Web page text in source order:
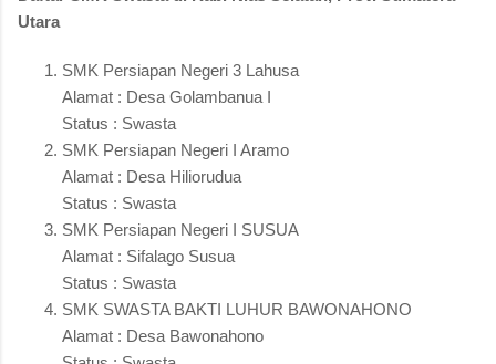
Utara
SMK Persiapan Negeri 3 Lahusa
Alamat : Desa Golambanua I
Status : Swasta
SMK Persiapan Negeri I Aramo
Alamat : Desa Hiliorudua
Status : Swasta
SMK Persiapan Negeri I SUSUA
Alamat : Sifalago Susua
Status : Swasta
SMK SWASTA BAKTI LUHUR BAWONAHONO
Alamat : Desa Bawonahono